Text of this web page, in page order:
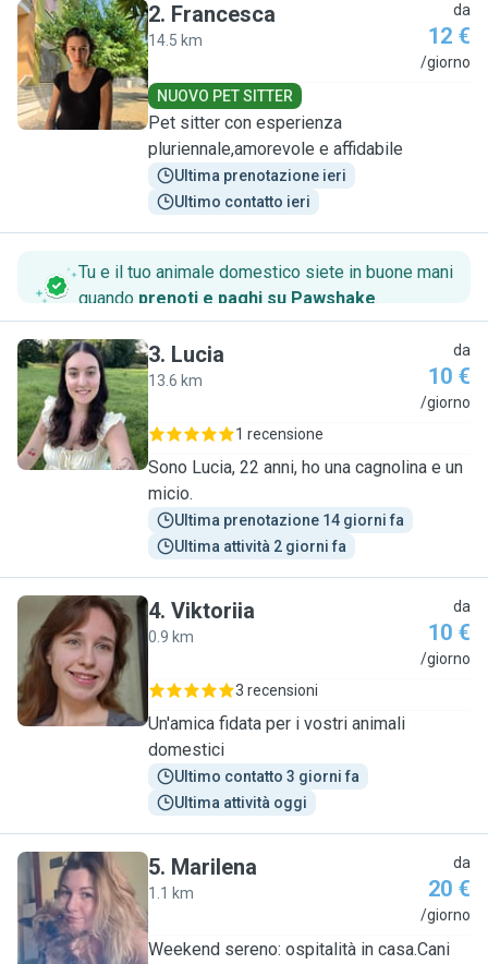
F
2. Francesca
14.5 km
da
12 €
/giorno
NUOVO PET SITTER
Pet sitter con esperienza
pluriennale,amorevole e affidabile
Ultima prenotazione ieri
Ultimo contatto ieri
Tu e il tuo animale domestico siete in buone mani
quando prenoti e paghi su Pawshake.
L
3. Lucia
13.6 km
da
10 €
/giorno
1 recensione
Sono Lucia, 22 anni, ho una cagnolina e un
micio.
Ultima prenotazione 14 giorni fa
Ultima attività 2 giorni fa
V
4. Viktoriia
0.9 km
da
10 €
/giorno
3 recensioni
Un'amica fidata per i vostri animali
domestici
Ultimo contatto 3 giorni fa
Ultima attività oggi
M
5. Marilena
1.1 km
da
20 €
/giorno
Weekend sereno: ospitalità in casa.Cani